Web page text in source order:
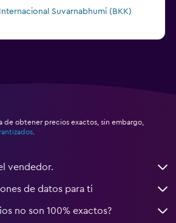
Suvarnabhumi (BKK)
de obtener precios exactos, sin embargo,
vendedor.
de datos para ti
no son 100% exactos?